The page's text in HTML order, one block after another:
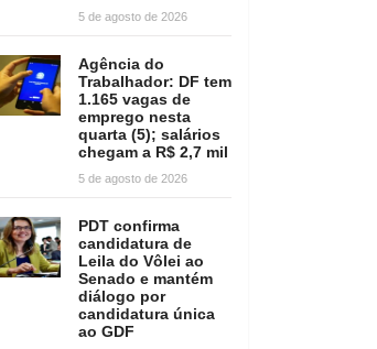
5 de agosto de 2026
Agência do
Trabalhador: DF tem
1.165 vagas de
emprego nesta
quarta (5); salários
chegam a R$ 2,7 mil
5 de agosto de 2026
PDT confirma
candidatura de
Leila do Vôlei ao
Senado e mantém
diálogo por
candidatura única
ao GDF